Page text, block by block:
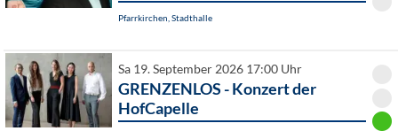
Pfarrkirchen, Stadthalle
Sa 19. September 2026 17:00 Uhr
GRENZENLOS - Konzert der
HofCapelle